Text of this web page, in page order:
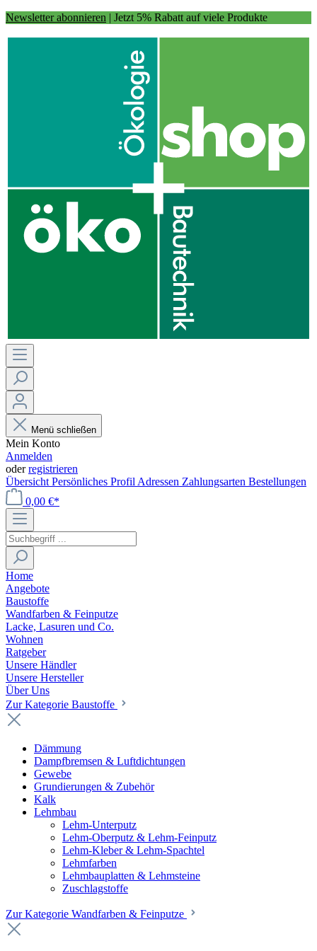
Newsletter abonnieren | Jetzt 5% Rabatt auf viele Produkte
Menü schließen
Mein Konto
Anmelden
oderregistrieren
Übersicht Persönliches Profil Adressen Zahlungsarten Bestellungen
0,00 €*
Home
Angebote
Baustoffe
Wandfarben & Feinputze
Lacke, Lasuren und Co.
Wohnen
Ratgeber
Unsere Händler
Unsere Hersteller
Über Uns
Zur Kategorie Baustoffe
Dämmung
Dampfbremsen & Luftdichtungen
Gewebe
Grundierungen & Zubehör
Kalk
Lehmbau
Lehm-Unterputz
Lehm-Oberputz & Lehm-Feinputz
Lehm-Kleber & Lehm-Spachtel
Lehmfarben
Lehmbauplatten & Lehmsteine
Zuschlagstoffe
Zur Kategorie Wandfarben & Feinputze